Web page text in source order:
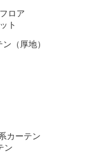
ロア
ト
（厚地）
カーテン
ン